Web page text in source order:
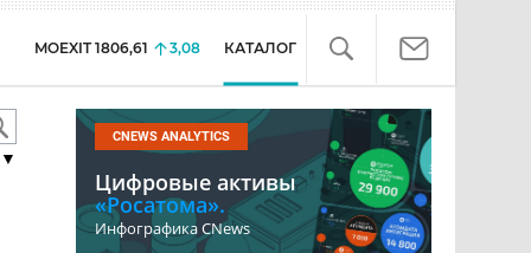
MOEXIT 1806,61 3,08 КАТАЛОГ
CNEWS ANALYTICS
Цифровые активы
«Росатома».
Инфографика CNews